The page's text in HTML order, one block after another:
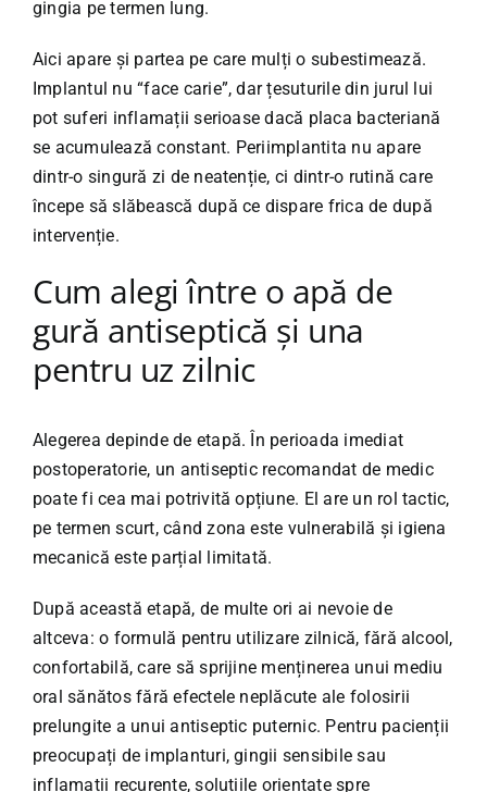
gingia pe termen lung.
Aici apare și partea pe care mulți o subestimează.
Implantul nu “face carie”, dar țesuturile din jurul lui
pot suferi inflamații serioase dacă placa bacteriană
se acumulează constant. Periimplantita nu apare
dintr-o singură zi de neatenție, ci dintr-o rutină care
începe să slăbească după ce dispare frica de după
intervenție.
Cum alegi între o apă de
gură antiseptică și una
pentru uz zilnic
Alegerea depinde de etapă. În perioada imediat
postoperatorie, un antiseptic recomandat de medic
poate fi cea mai potrivită opțiune. El are un rol tactic,
pe termen scurt, când zona este vulnerabilă și igiena
mecanică este parțial limitată.
După această etapă, de multe ori ai nevoie de
altceva: o formulă pentru utilizare zilnică, fără alcool,
confortabilă, care să sprijine menținerea unui mediu
oral sănătos fără efectele neplăcute ale folosirii
prelungite a unui antiseptic puternic. Pentru pacienții
preocupați de implanturi, gingii sensibile sau
inflamații recurente, soluțiile orientate spre